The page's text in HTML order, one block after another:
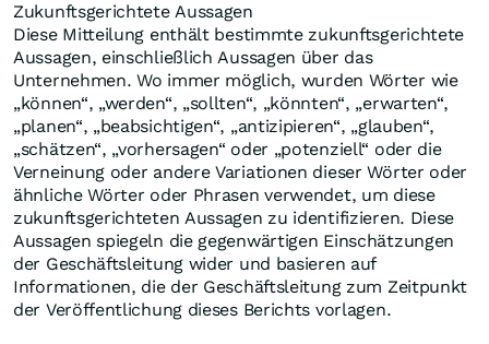
Zukunftsgerichtete Aussagen
Diese Mitteilung enthält bestimmte zukunftsgerichtete
Aussagen, einschließlich Aussagen über das
Unternehmen. Wo immer möglich, wurden Wörter wie
„können“, „werden“, „sollten“, „könnten“, „erwarten“,
„planen“, „beabsichtigen“, „antizipieren“, „glauben“,
„schätzen“, „vorhersagen“ oder „potenziell“ oder die
Verneinung oder andere Variationen dieser Wörter oder
ähnliche Wörter oder Phrasen verwendet, um diese
zukunftsgerichteten Aussagen zu identifizieren. Diese
Aussagen spiegeln die gegenwärtigen Einschätzungen
der Geschäftsleitung wider und basieren auf
Informationen, die der Geschäftsleitung zum Zeitpunkt
der Veröffentlichung dieses Berichts vorlagen.